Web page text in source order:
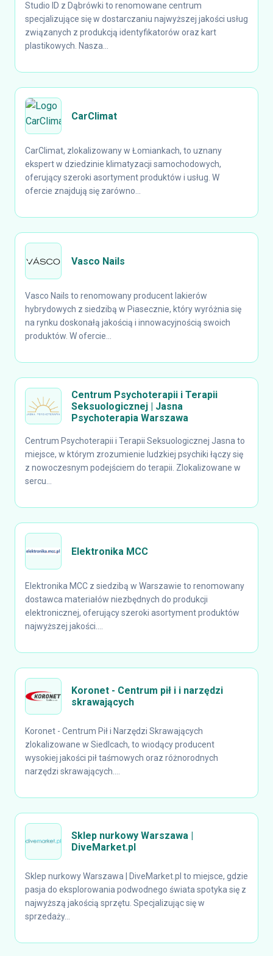
Studio ID z Dąbrówki to renomowane centrum
specjalizujące się w dostarczaniu najwyższej jakości usług
związanych z produkcją identyfikatorów oraz kart
plastikowych. Nasza...
CarClimat
CarClimat, zlokalizowany w Łomiankach, to uznany
ekspert w dziedzinie klimatyzacji samochodowych,
oferujący szeroki asortyment produktów i usług. W
ofercie znajdują się zarówno...
Vasco Nails
Vasco Nails to renomowany producent lakierów
hybrydowych z siedzibą w Piasecznie, który wyróżnia się
na rynku doskonałą jakością i innowacyjnością swoich
produktów. W ofercie...
Centrum Psychoterapii i Terapii
Seksuologicznej | Jasna
Psychoterapia Warszawa
Centrum Psychoterapii i Terapii Seksuologicznej Jasna to
miejsce, w którym zrozumienie ludzkiej psychiki łączy się
z nowoczesnym podejściem do terapii. Zlokalizowane w
sercu...
Elektronika MCC
Elektronika MCC z siedzibą w Warszawie to renomowany
dostawca materiałów niezbędnych do produkcji
elektronicznej, oferujący szeroki asortyment produktów
najwyższej jakości....
Koronet - Centrum pił i i narzędzi
skrawających
Koronet - Centrum Pił i Narzędzi Skrawających
zlokalizowane w Siedlcach, to wiodący producent
wysokiej jakości pił taśmowych oraz różnorodnych
narzędzi skrawających....
Sklep nurkowy Warszawa |
DiveMarket.pl
Sklep nurkowy Warszawa | DiveMarket.pl to miejsce, gdzie
pasja do eksplorowania podwodnego świata spotyka się z
najwyższą jakością sprzętu. Specjalizując się w
sprzedaży...